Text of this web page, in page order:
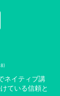
ネイティブ講
ている信頼と